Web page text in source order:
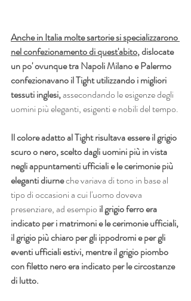
Anche in Italia molte sartorie si specializzarono
nel confezionamento di quest'abito, dislocate
un po' ovunque tra Napoli Milano e Palermo
confezionavano il Tight utilizzando i migliori
tessuti inglesi, assecondando le esigenze degli
uomini più eleganti, esigenti e nobili del tempo.
Il colore adatto al Tight risultava essere il grigio
scuro o nero, scelto dagli uomini più in vista
negli appuntamenti ufficiali e le cerimonie più
eleganti diurne che variava di tono in base al
tipo di occasioni a cui l'uomo doveva
presenziare, ad esempio il grigio ferro era
indicato per i matrimoni e le cerimonie ufficiali,
il grigio più chiaro per gli ippodromi e per gli
eventi ufficiali estivi, mentre il grigio piombo
con filetto nero era indicato per le circostanze
di lutto.